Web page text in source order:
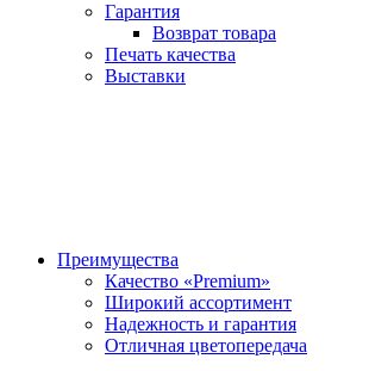
Гарантия
Возврат товара
Печать качества
Выставки
Преимущества
Качество «Premium»
Широкий ассортимент
Надежность и гарантия
Отличная цветопередача